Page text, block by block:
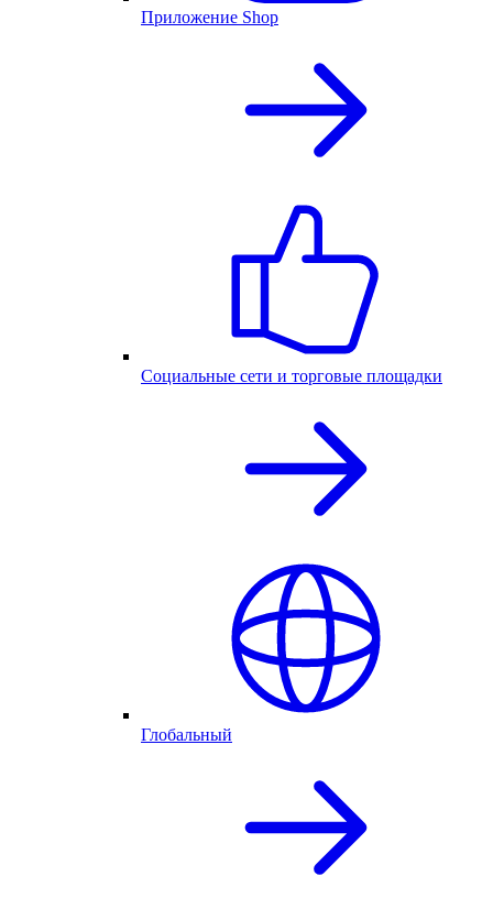
Приложение Shop
Социальные сети и торговые площадки
Глобальный